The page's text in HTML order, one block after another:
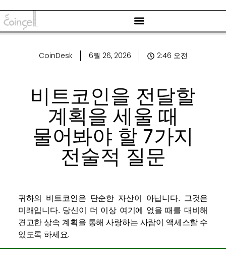
CoinDesk 6월 26, 2026 2:46 오전
비트코인을 전달할
계획을 세울 때
물어봐야 할 7가지
전술적 질문
귀하의 비트코인은 단순한 자산이 아닙니다. 그것은
미래입니다. 당신이 더 이상 여기에 없을 때를 대비해
견고한 상속 계획을 통해 사랑하는 사람이 액세스할 수
있도록 하세요.